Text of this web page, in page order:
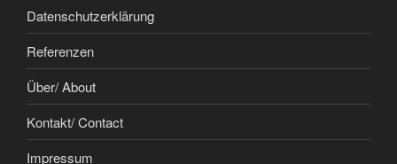
Datenschutzerklärung
Referenzen
Über/ About
Kontakt/ Contact
Impressum